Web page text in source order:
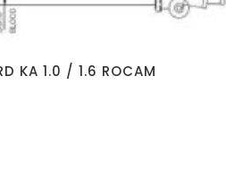
KA 1.0 / 1.6 ROCAM